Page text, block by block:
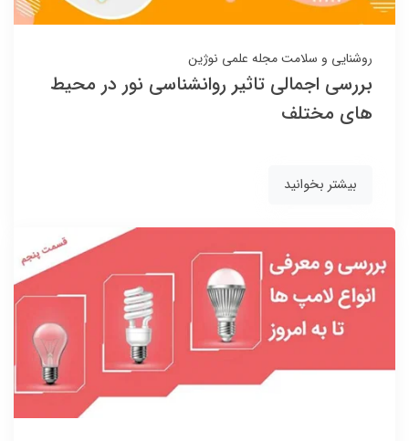
روشنایی و سلامتمجله علمی نوژین
بررسی اجمالی تاثیر روانشناسی نور در محیط
های مختلف
بیشتر بخوانید